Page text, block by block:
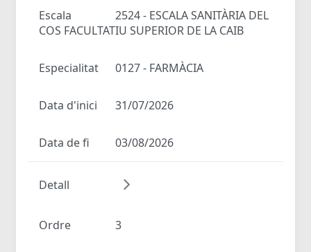
Escala
2524 - ESCALA SANITÀRIA DEL
COS FACULTATIU SUPERIOR DE LA CAIB
Especialitat 0127 - FARMÀCIA
Data d'inici 31/07/2026
Data de fi 03/08/2026
Detall
Ordre 3